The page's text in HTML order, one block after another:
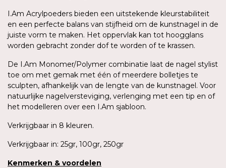
I.Am Acrylpoeders bieden een uitstekende kleurstabiliteit
en een perfecte balans van stijfheid om de kunstnagel in de
juiste vorm te maken. Het oppervlak kan tot hoogglans
worden gebracht zonder dof te worden of te krassen.
De I.Am Monomer/Polymer combinatie laat de nagel stylist
toe om met gemak met één of meerdere bolletjes te
sculpten, afhankelijk van de lengte van de kunstnagel. Voor
natuurlijke nagelversteviging, verlenging met een tip en of
het modelleren over een I.Am sjabloon.
Verkrijgbaar in 8 kleuren.
Verkrijgbaar in: 25gr, 100gr, 250gr
Kenmerken & voordelen